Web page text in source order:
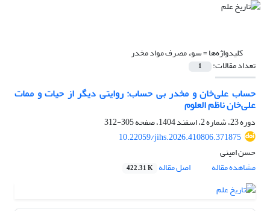
کلیدواژه‌ها =سوء مصرف مواد مخدر
تعداد مقالات: 1
حساب علی‌خان و مخدر بی حساب: روایتی دیگر از حیات و ممات
علی‌خان ناظم العلوم
دوره 23، شماره 2، اسفند 1404، صفحه
305-312
10.22059/jihs.2026.410806.371875
حسن امینی
مشاهده مقاله
اصل مقاله 422.31 K